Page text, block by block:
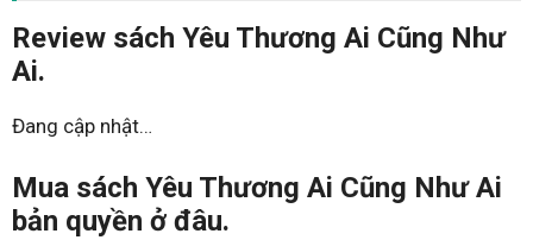
Review sách Yêu Thương Ai Cũng Như
Ai.
Đang cập nhật…
Mua sách Yêu Thương Ai Cũng Như Ai
bản quyền ở đâu.